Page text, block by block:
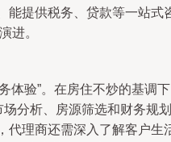
提供税务、贷款等一站
进。
体验”。在房住不炒的基
分析、房源筛选和财务
理商还需深入了解客户